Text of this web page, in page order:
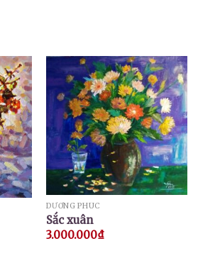
DƯƠNG PHÚC
Sắc xuân
3.000.000₫